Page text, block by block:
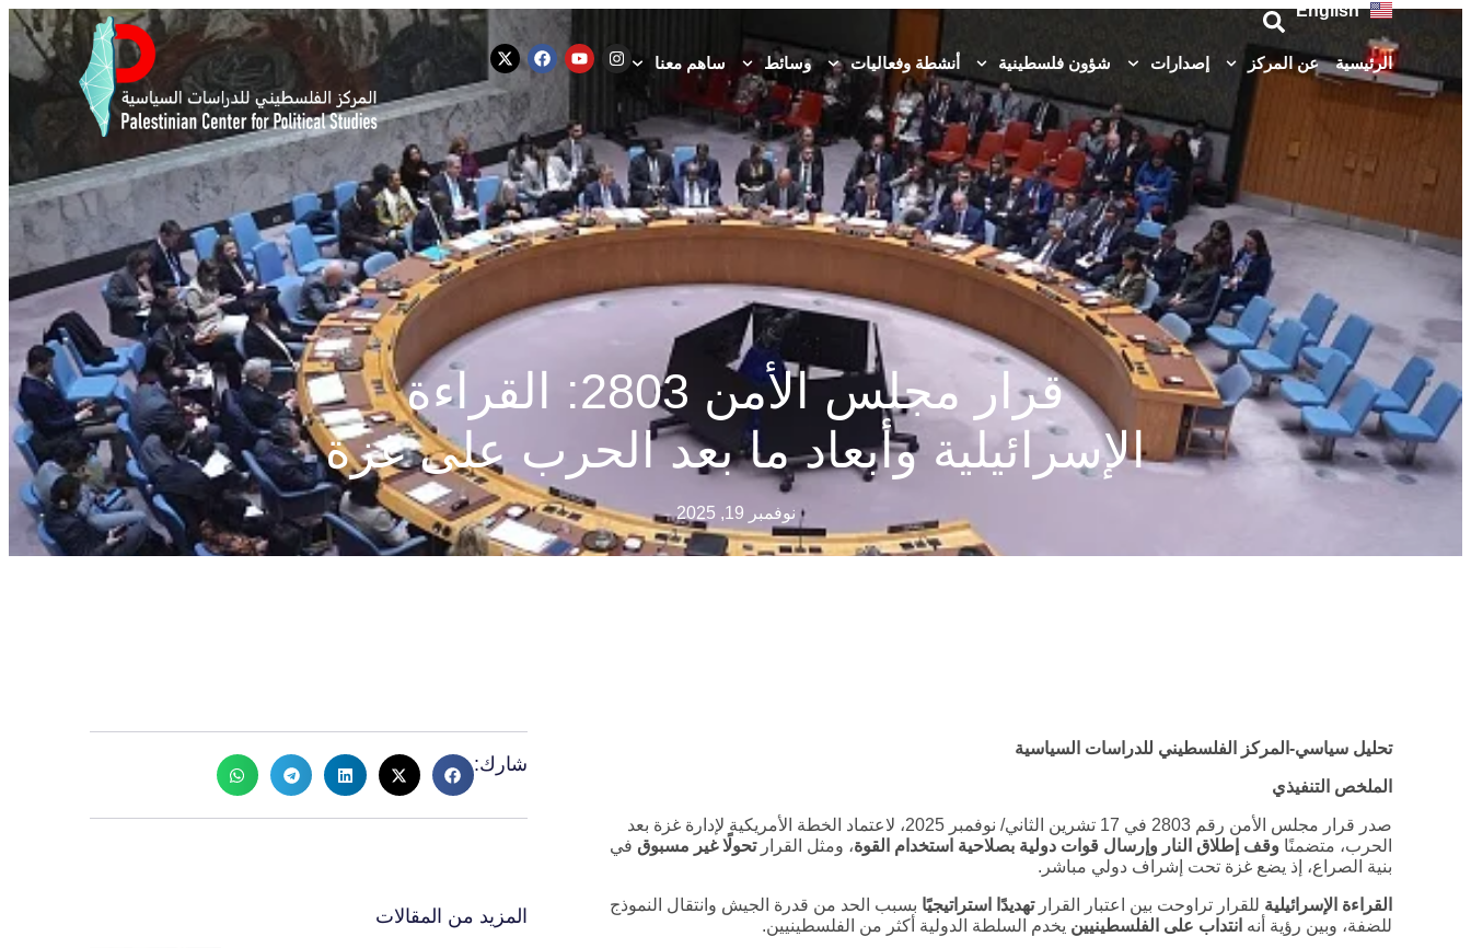
English
الرئيسية عن المركز إصدارات شؤون فلسطينية أنشطة وفعاليات وسائط ساهم معنا
قرار مجلس الأمن 2803: القراءة
الإسرائيلية وأبعاد ما بعد الحرب على غزة
نوفمبر 19, 2025
تحليل سياسي-المركز الفلسطيني للدراسات السياسية
الملخص التنفيذي
صدر قرار مجلس الأمن رقم 2803 في 17 تشرين الثاني/ نوفمبر 2025، لاعتماد الخطة الأمريكية لإدارة غزة بعد
الحرب، متضمنًا وقف إطلاق النار وإرسال قوات دولية بصلاحية استخدام القوة، ومثل القرارتحولًا غير مسبوق في
بنية الصراع، إذ يضع غزة تحت إشراف دولي مباشر.
القراءة الإسرائيلية للقرار تراوحت بين اعتبار القرارتهديدًا استراتيجيًا بسبب الحد من قدرة الجيش وانتقال النموذج
للضفة، وبين رؤية أنه انتداب على الفلسطينيين يخدم السلطة الدولية أكثر من الفلسطينيين.
شارك:
المزيد من المقالات